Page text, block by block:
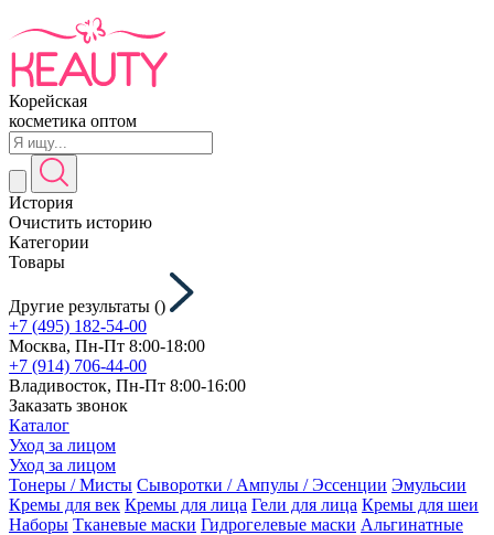
Корейская
косметика оптом
История
Очистить историю
Категории
Товары
Другие результаты ()
+7 (495) 182-54-00
Москва, Пн-Пт 8:00-18:00
+7 (914) 706-44-00
Владивосток, Пн-Пт 8:00-16:00
Заказать звонок
Каталог
Уход за лицом
Уход за лицом
Тонеры / Мисты Сыворотки / Ампулы / Эссенции Эмульсии
Кремы для век Кремы для лица Гели для лица Кремы для шеи
Наборы Тканевые маски Гидрогелевые маски Альгинатные